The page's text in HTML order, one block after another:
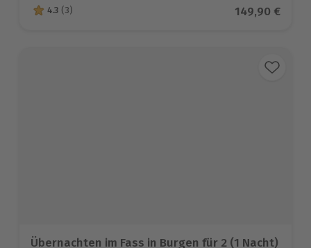
4.3 von 5 Sternen basierend auf 3 Bewertungen
4.3 (3) Aktueller
149,90 €
Übernachten im Fass in Burgen für 2 (1 Nacht)